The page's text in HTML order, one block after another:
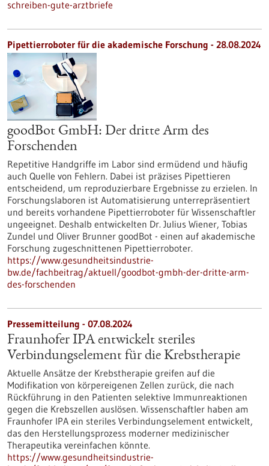
schreiben-gute-arztbriefe
Pipettierroboter für die akademische Forschung - 28.08.2024
goodBot GmbH: Der dritte Arm des
Forschenden
Repetitive Handgriffe im Labor sind ermüdend und häufig
auch Quelle von Fehlern. Dabei ist präzises Pipettieren
entscheidend, um reproduzierbare Ergebnisse zu erzielen. In
Forschungslaboren ist Automatisierung unterrepräsentiert
und bereits vorhandene Pipettierroboter für Wissenschaftler
ungeeignet. Deshalb entwickelten Dr. Julius Wiener, Tobias
Zundel und Oliver Brunner goodBot - einen auf akademische
Forschung zugeschnittenen Pipettierroboter.
https://www.gesundheitsindustrie-
bw.de/fachbeitrag/aktuell/goodbot-gmbh-der-dritte-arm-
des-forschenden
Pressemitteilung - 07.08.2024
Fraunhofer IPA entwickelt steriles
Verbindungselement für die Krebstherapie
Aktuelle Ansätze der Krebstherapie greifen auf die
Modifikation von körpereigenen Zellen zurück, die nach
Rückführung in den Patienten selektive Immunreaktionen
gegen die Krebszellen auslösen. Wissenschaftler haben am
Fraunhofer IPA ein steriles Verbindungselement entwickelt,
das den Herstellungsprozess moderner medizinischer
Therapeutika vereinfachen könnte.
https://www.gesundheitsindustrie-